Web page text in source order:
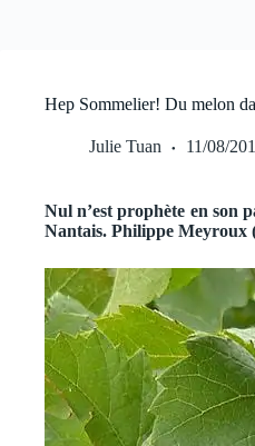
Hep Sommelier! Du melon
Julie Tuan 11/08/
Nul n’est prophète en son
Nantais. Philippe Meyroux